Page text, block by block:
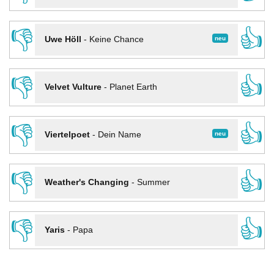
👎
neu
Uwe Höll - Keine Chance
👍
👎
Velvet Vulture- Planet Earth
👍
👎
neu
Viertelpoet- Dein Name
👍
👎
Weather's Changing - Summer
👍
👎
Yaris- Papa 👍